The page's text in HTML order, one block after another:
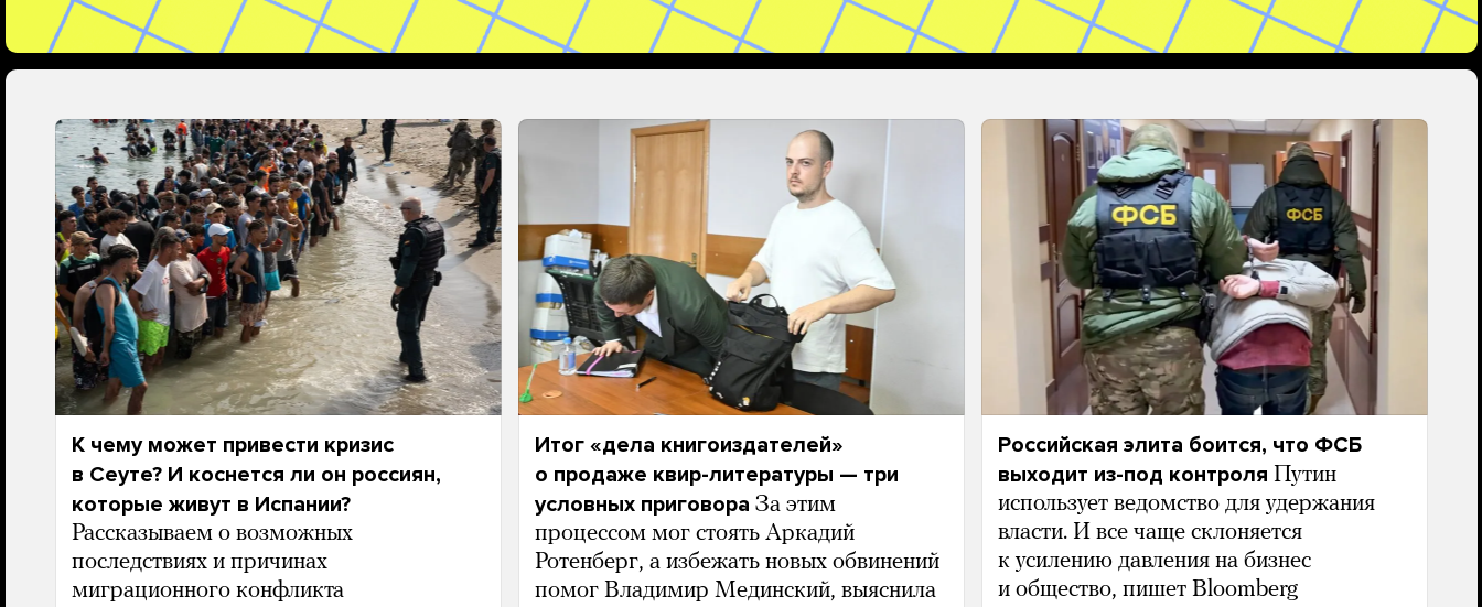
К чему может привести кризис
в Сеуте? И коснется ли он россиян,
которые живут в Испании?
Рассказываем о возможных
последствиях и причинах
миграционного конфликта
Итог «дела книгоиздателей»
о продаже квир-литературы — три
условных приговора За этим
процессом мог стоять Аркадий
Ротенберг, а избежать новых обвинений
помог Владимир Мединский, выяснила
Российская элита боится, что ФСБ
выходит из-под контроля Путин
использует ведомство для удержания
власти. И все чаще склоняется
к усилению давления на бизнес
и общество, пишет Bloomberg